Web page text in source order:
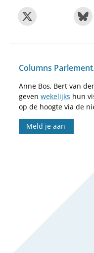
Columns
Anne Bos, Bert van
geven wekelijks hun
op de hoogte via de
Meld je aan